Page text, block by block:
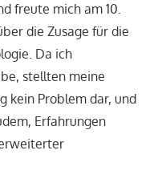
freute mich am 10.
die Zusage für die
Da ich
stellten meine
kein Problem dar, und
Erfahrungen